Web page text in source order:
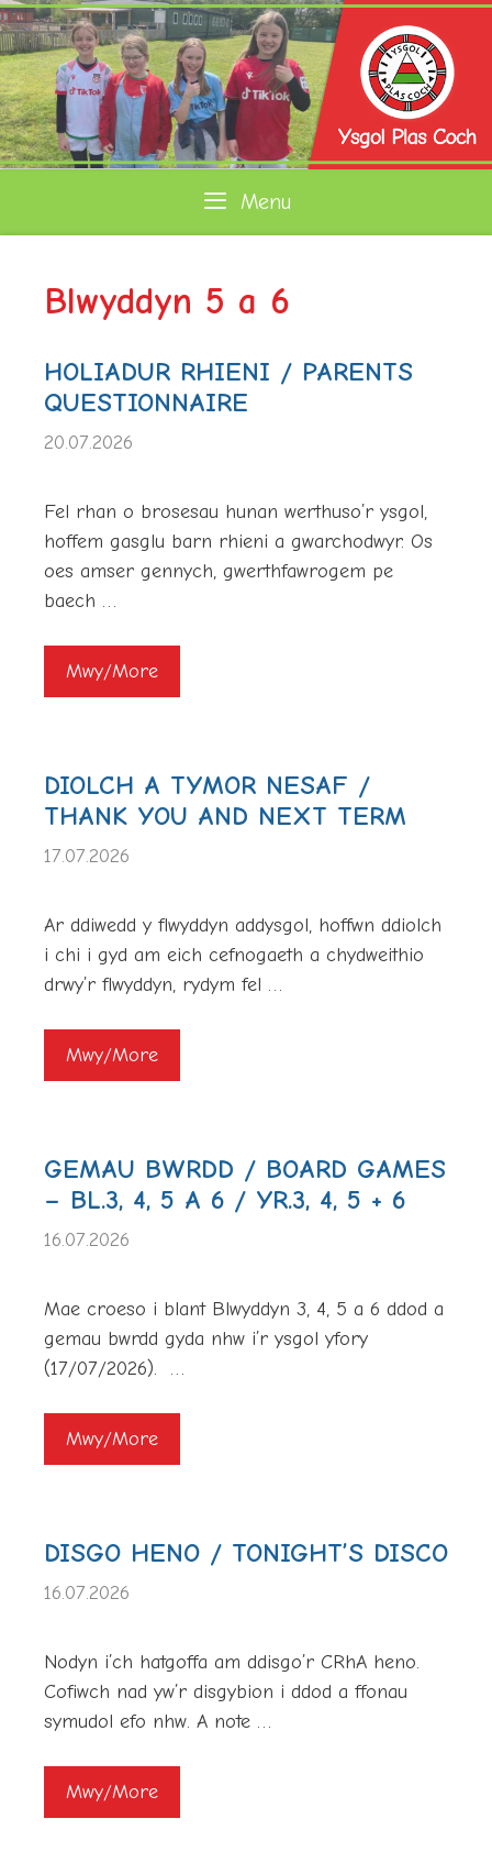
Skip
to
content
Menu
Blwyddyn 5 a 6
HOLIADUR RHIENI / PARENTS
QUESTIONNAIRE
20.07.2026
Fel rhan o brosesau hunan werthuso’r ysgol,
hoffem gasglu barn rhieni a gwarchodwyr. Os
oes amser gennych, gwerthfawrogem pe
baech …
Mwy/More
DIOLCH A TYMOR NESAF /
THANK YOU AND NEXT TERM
17.07.2026
Ar ddiwedd y flwyddyn addysgol, hoffwn ddiolch
i chi i gyd am eich cefnogaeth a chydweithio
drwy’r flwyddyn, rydym fel …
Mwy/More
GEMAU BWRDD / BOARD GAMES
– BL.3, 4, 5 A 6 / YR.3, 4, 5 + 6
16.07.2026
Mae croeso i blant Blwyddyn 3, 4, 5 a 6 ddod a
gemau bwrdd gyda nhw i’r ysgol yfory
(17/07/2026). …
Mwy/More
DISGO HENO / TONIGHT’S DISCO
16.07.2026
Nodyn i’ch hatgoffa am ddisgo’r CRhA heno.
Cofiwch nad yw’r disgybion i ddod a ffonau
symudol efo nhw. A note …
Mwy/More